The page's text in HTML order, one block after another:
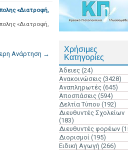
«Διατροφή,
«Διατροφή,
Ανάρτηση →
Χρήσιμες
Κατηγορίες
Άδειες (24)
Ανακοινώσεις (3428)
Αναπληρωτές (645)
Αποσπάσεις (594)
Δελτία Τύπου (192)
Διευθυντές Σχολείων
(183)
Διευθυντές φορέων
Διορισμοί (195)
Ειδική Αγωγή (266)